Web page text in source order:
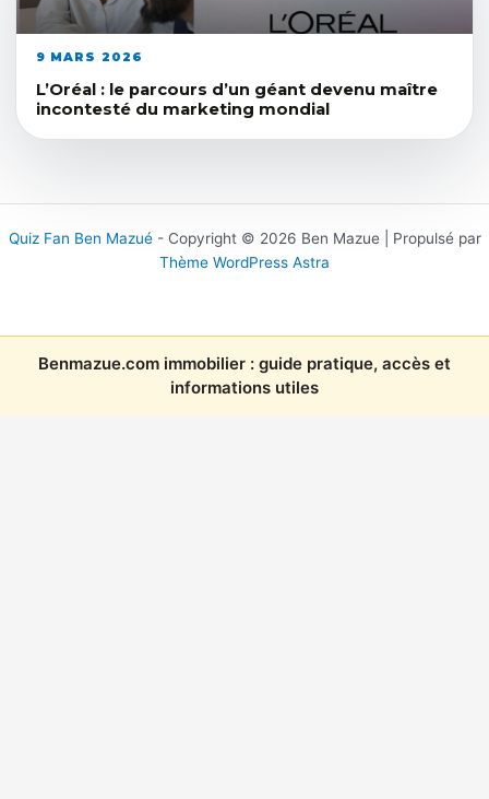
9 MARS 2026
L’Oréal : le parcours d’un géant devenu maître
incontesté du marketing mondial
Quiz Fan Ben Mazué- Copyright © 2026 Ben Mazue | Propulsé par
Thème WordPress Astra
Benmazue.com immobilier : guide pratique, accès et
informations utiles